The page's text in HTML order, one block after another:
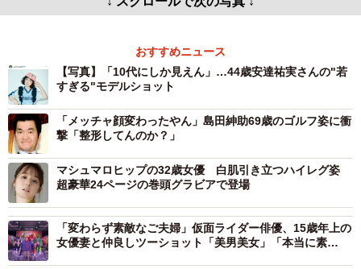
おすすめニュース
【写真】「10代にしか見えん」…44歳安達祐実さんの"若
すぎる"モデルショット
「メッチャ顔変わったやん」島田紳助69歳のゴルフ姿に衝
撃「整形してんのか？」
マシュマロヒップの32歳女優 白肌引き立つハイレグ姿
超豪華24ページの巻頭グラビアで登場
「変わらず素敵なご夫婦」仮面ライダー俳優、15歳年上の
女優妻と仲良しツーショット「美男美女」「本当に素